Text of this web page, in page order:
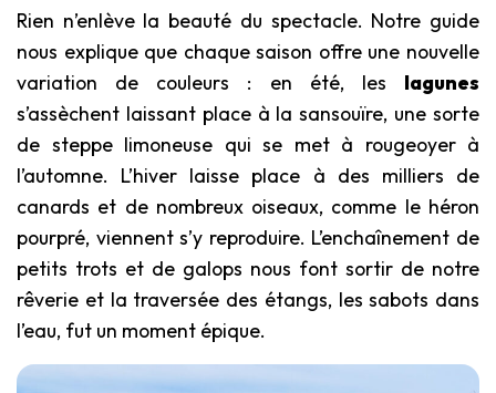
Rien n’enlève la beauté du spectacle. Notre guide
nous explique que chaque saison offre une nouvelle
variation de couleurs : en été, les lagunes
s’assèchent laissant place à la sansouïre, une sorte
de steppe limoneuse qui se met à rougeoyer à
l’automne. L’hiver laisse place à des milliers de
canards et de nombreux oiseaux, comme le héron
pourpré, viennent s’y reproduire. L’enchaînement de
petits trots et de galops nous font sortir de notre
rêverie et la traversée des étangs, les sabots dans
l’eau, fut un moment épique.